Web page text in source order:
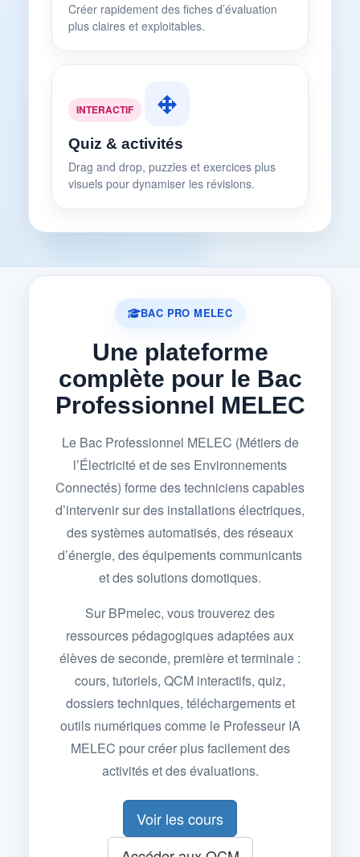
Créer rapidement des fiches d’évaluation
plus claires et exploitables.
INTERACTIF
Quiz & activités
Drag and drop, puzzles et exercices plus
visuels pour dynamiser les révisions.
BAC PRO MELEC
Une plateforme
complète pour le Bac
Professionnel MELEC
Le Bac Professionnel MELEC (Métiers de
l’Électricité et de ses Environnements
Connectés) forme des techniciens capables
d’intervenir sur des installations électriques,
des systèmes automatisés, des réseaux
d’énergie, des équipements communicants
et des solutions domotiques.
Sur BPmelec, vous trouverez des
ressources pédagogiques adaptées aux
élèves de seconde, première et terminale :
cours, tutoriels, QCM interactifs, quiz,
dossiers techniques, téléchargements et
outils numériques comme le Professeur IA
MELEC pour créer plus facilement des
activités et des évaluations.
Voir les cours